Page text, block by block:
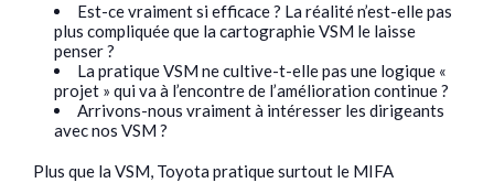
Est-ce vraiment si efficace ? La réalité n’est-elle pas
plus compliquée que la cartographie VSM le laisse
penser ?
La pratique VSM ne cultive-t-elle pas une logique «
projet » qui va à l’encontre de l’amélioration continue ?
Arrivons-nous vraiment à intéresser les dirigeants
avec nos VSM ?
Plus que la VSM, Toyota pratique surtout le MIFA